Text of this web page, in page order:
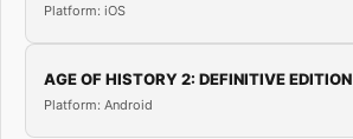
Platform: iOS
AGE OF HISTORY 2: DEFINITIVE EDITION
Platform: Android